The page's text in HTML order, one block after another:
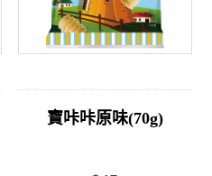
寶咔咔原味(70g)